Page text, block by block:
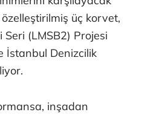
üç korvet,
Seri (LMSB2) Projesi
İstanbul Denizcilik
inşadan